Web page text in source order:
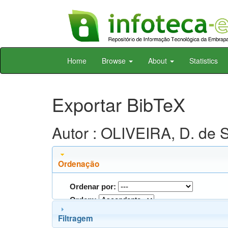
Skip
Home Browse About Statistics
Exportar BibTeX
Autor : OLIVEIRA, D. de
Ordenação
Ordenar por:
Ordem:
Filtragem